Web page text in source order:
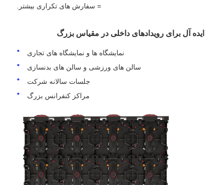
= سفارش های تکراری بیشتر.
ایده آل برای رویدادهای داخلی در مقیاس بزرگ
نمایشگاه ها و نمایشگاه های تجاری
سالن های ورزشی و سالن های بدنسازی
جلسات سالانه شرکت
مراکز کنفرانس بزرگ